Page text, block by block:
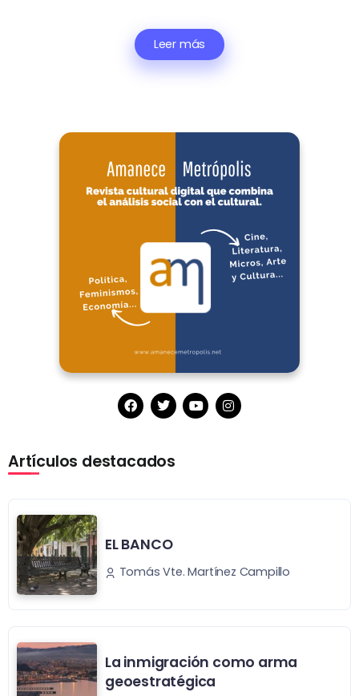
Leer más
Artículos destacados
EL BANCO
Tomás Vte. Martínez Campillo
La inmigración como arma
geoestratégica